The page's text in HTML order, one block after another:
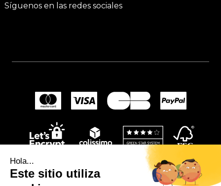
Hola...
Este sitio utiliza
Síguenos en las redes sociales